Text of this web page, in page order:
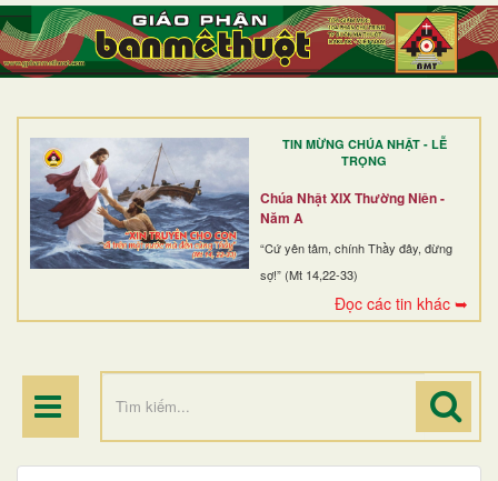
TIN MỪNG CHÚA NHẬT - LỄ
TRỌNG
Chúa Nhật XIX Thường Niên -
Năm A
“Cứ yên tâm, chính Thầy đây, đừng
sợ!” (Mt 14,22-33)
Đọc các tin khác ➥
TRANG NHẤT
GIỚI THIỆU
DÒNG TU
BAN MỤC VỤ
ĐOÀN THỂ CG
ĐIỂM HÀNH HƯƠNG